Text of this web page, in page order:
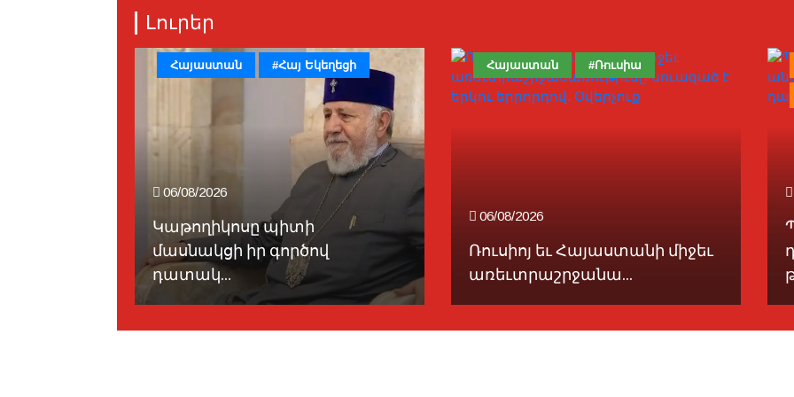
Լուրեր
06/08/2026
Կաթողիկոսը պիտի
մասնակցի իր գործով
դատակ...
Հայաստան #Հայ Եկեղեցի
06/08/2026
Ռուսիոյ եւ Հայաստանի միջեւ
առեւտրաշրջանա...
Հայաստան #Ռուսիա